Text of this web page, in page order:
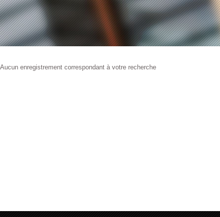
Aucun enregistrement correspondant à votre recherche